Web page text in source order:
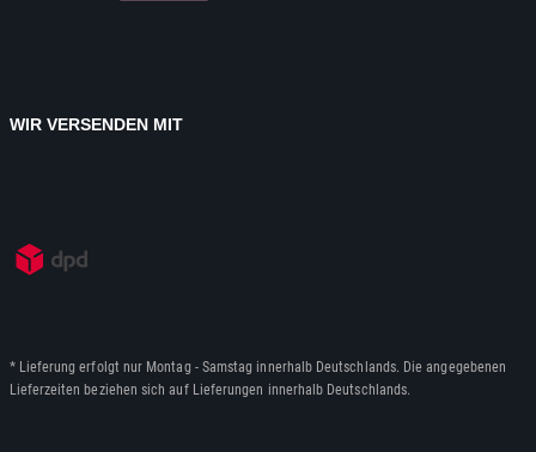
WIR VERSENDEN MIT
* Lieferung erfolgt nur Montag - Samstag innerhalb Deutschlands. Die angegebenen
Lieferzeiten beziehen sich auf Lieferungen innerhalb Deutschlands.